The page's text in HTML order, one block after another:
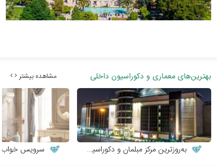
بهترین‌های معماری و دکوراسیون داخلی مشاهده بیشتر
به‌روزترین مرکز مبلمان و دکوراسیون سرویس خواب